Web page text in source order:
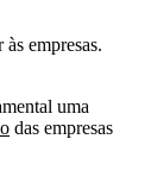
empresas.
uma
das empresas